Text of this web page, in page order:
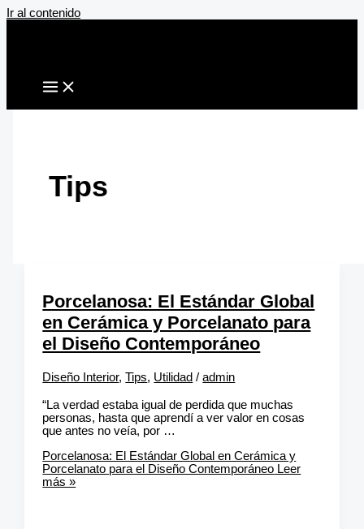
Ir al contenido
Tips
Porcelanosa: El Estándar Global
en Cerámica y Porcelanato para
el Diseño Contemporáneo
Diseño Interior,Tips, Utilidad /admin
“La verdad estaba igual de perdida que muchas
personas, hasta que aprendí a ver valor en cosas
que antes no veía, por …
Porcelanosa: El Estándar Global en Cerámica y
Porcelanato para el Diseño Contemporáneo Leer
más »